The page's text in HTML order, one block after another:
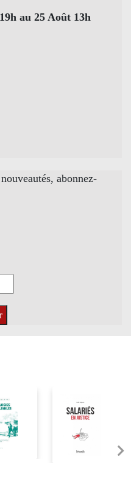
au 25 Août 13h
abonnez-